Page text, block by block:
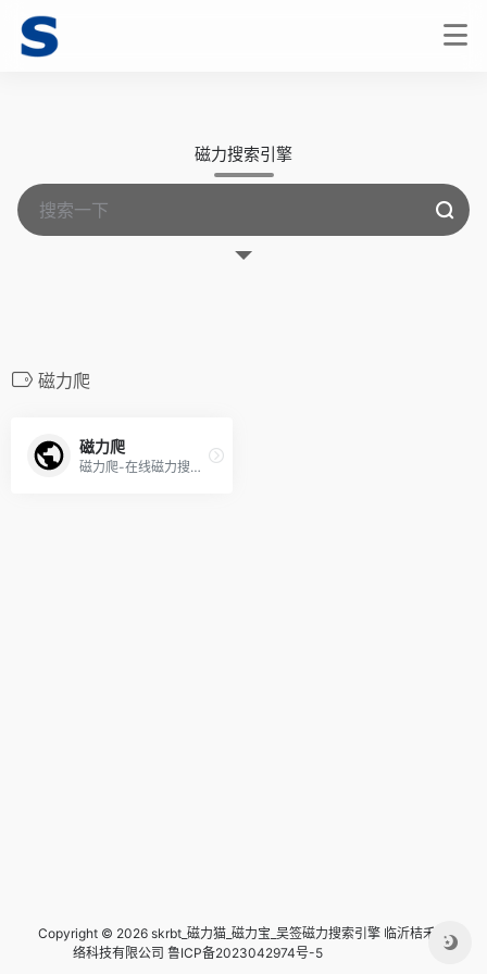
磁力搜索引擎
磁力爬
磁力爬
磁力爬-在线磁力搜索引擎
Copyright © 2026 skrbt_磁力猫_磁力宝_吴签磁力搜索引擎 临沂桔禾网
络科技有限公司 鲁ICP备2023042974号-5